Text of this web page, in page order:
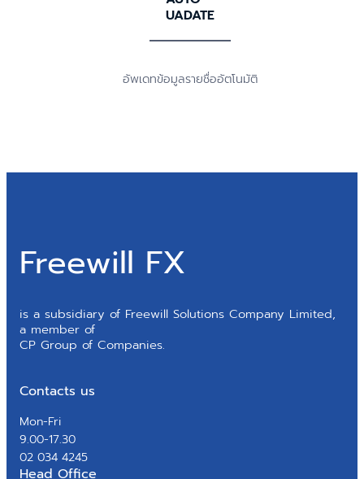
UADATE
อัพเดทข้อมูลรายชื่ออัตโนมัติ
Freewill FX
is a subsidiary of Freewill Solutions Company Limited,
a member of
CP Group of Companies.
Contacts us
Mon-Fri
9.00-17.30
02 034 4245
Head Office